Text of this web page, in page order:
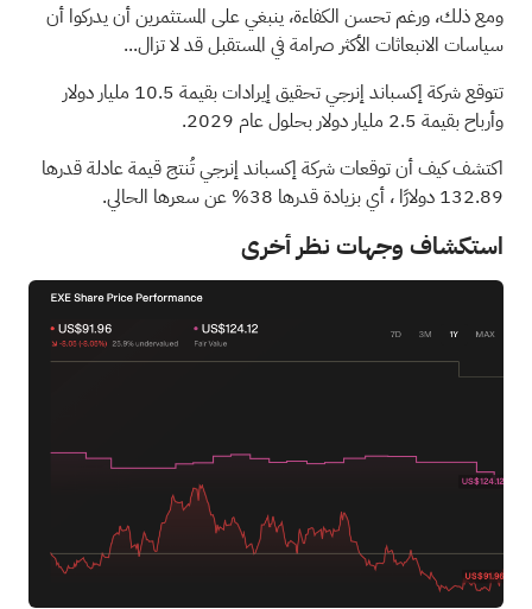
ومع ذلك، ورغم تحسن الكفاءة، ينبغي على المستثمرين أن يدركوا أن
سياسات الانبعاثات الأكثر صرامة في المستقبل قد لا تزال...
تتوقع شركة إكسباند إنرجي تحقيق إيرادات بقيمة 10.5 مليار دولار
وأرباح بقيمة 2.5 مليار دولار بحلول عام 2029.
اكتشف كيف أن توقعات شركة إكسباند إنرجي تُنتج قيمة عادلة قدرها
132.89 دولارًا
، أي بزيادة قدرها 38% عن سعرها الحالي.
استكشاف وجهات نظر أخرى